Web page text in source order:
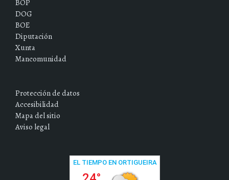
BOP
DOG
BOE
Diputación
Xunta
Mancomunidad
Protección de datos
Accesibilidad
Mapa del sitio
Aviso legal